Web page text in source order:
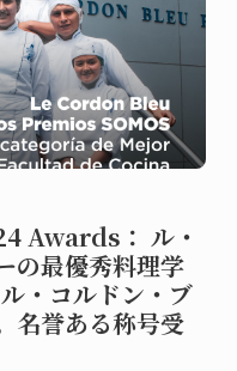
Awards： ル・
の最優秀料理学
・コルドン・ブ
名誉ある称号受